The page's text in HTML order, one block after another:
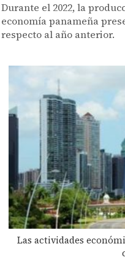
Durante el 2022, la
economía panameña
respecto al año anterior.
Las actividades